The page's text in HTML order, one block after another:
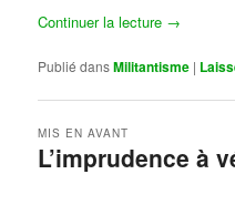
Continuer la lecture →
Publié dansMilitantisme |
L’imprudence à
MIS EN AVANT